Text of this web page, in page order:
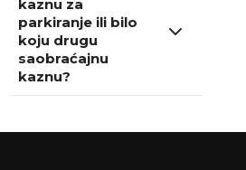
kaznu za
parkiranje ili bilo
koju drugu
saobraćajnu
kaznu?